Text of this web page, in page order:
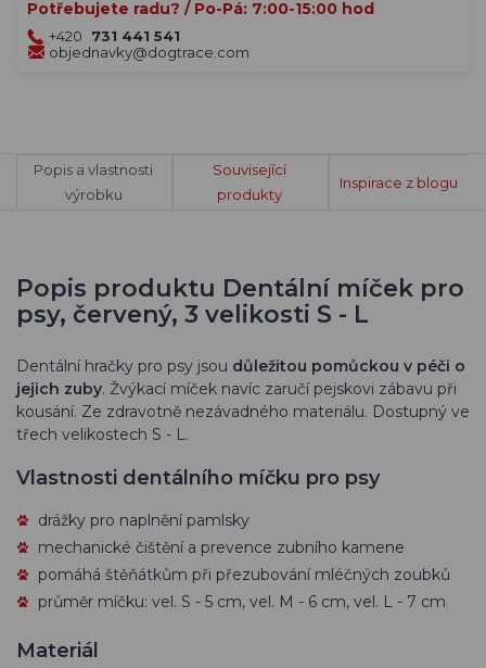
Potřebujete radu? / Po-Pá: 7:00-15:00 hod
+420
731 441 541
objednavky@dogtrace.com
Popis a vlastnosti
výrobku
Související
produkty
Inspirace z blogu
Popis produktu Dentální míček pro
psy, červený, 3 velikosti S - L
Dentální hračky pro psy jsou důležitou pomůckou v péči o
jejich zuby. Žvýkací míček navíc zaručí pejskovi zábavu při
kousání. Ze zdravotně nezávadného materiálu. Dostupný ve
třech velikostech S - L.
Vlastnosti dentálního míčku pro psy
drážky pro naplnění pamlsky
mechanické čištění a prevence zubního kamene
pomáhá štěňátkům při přezubování mléčných zoubků
průměr míčku: vel. S - 5 cm, vel. M - 6 cm, vel. L - 7 cm
Materiál